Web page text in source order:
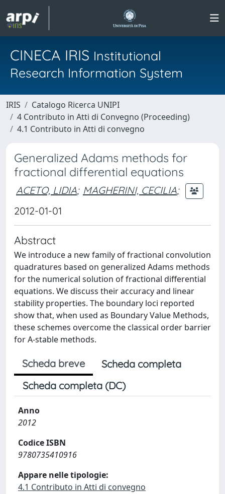
CINECA IRIS Institutional
Research Information System
IRIS
Catalogo Ricerca UNIPI
4 Contributo in Atti di Convegno (Proceeding)
4.1 Contributo in Atti di convegno
Generalized Adams methods for
fractional differential equations
ACETO, LIDIA; MAGHERINI, CECILIA;
2012-01-01
Abstract
We introduce a new family of fractional convolution
quadratures based on generalized Adams methods
for the numerical solution of fractional differential
equations. We discuss their accuracy and linear
stability properties. The boundary loci reported
show that, when used as Boundary Value Methods,
these schemes overcome the classical order barrier
for A-stable methods.
Scheda breve
Scheda completa
Scheda completa (DC)
Anno
2012
Codice ISBN
9780735410916
Appare nelle tipologie:
4.1 Contributo in Atti di convegno